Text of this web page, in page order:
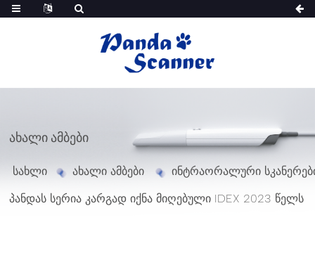
ᲐᲮᲐᲚᲘ ᲐᲛᲑᲔᲑᲘ
სახლი ახალი ამბები ინტრაორალური
პანდას სერია კარგად იქნა მიღებული IDEX 2023 წელს